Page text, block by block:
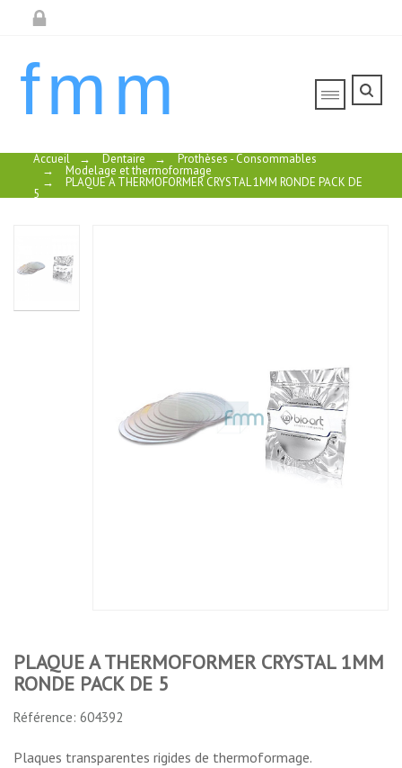
fmm
Accueil → Dentaire → Prothèses - Consommables
→ Modelage et thermoformage
→ PLAQUE A THERMOFORMER CRYSTAL 1MM RONDE PACK DE
5
PLAQUE A THERMOFORMER CRYSTAL 1MM
RONDE PACK DE 5
Référence: 604392
Plaques transparentes rigides de thermoformage.
THERMOFORMER
PATE
THERMOPLASTIQUE
MM
FLACON 15
GRS
PP 0,6MM